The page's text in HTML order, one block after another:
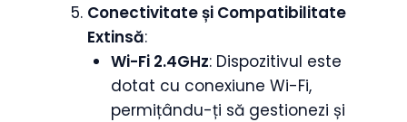
Conectivitate și Compatibilitate
Extinsă:
Wi-Fi 2.4GHz: Dispozitivul este
dotat cu conexiune Wi-Fi,
permițându-ți să gestionezi și